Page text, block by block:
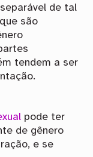
de tal
são
tendem a ser
pode ter
de gênero
e se